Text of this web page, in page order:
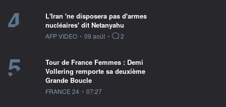
4
L'Iran 'ne disposera pas d'armes
nucléaires' dit Netanyahu
information fournie par
AFP VIDEO • 09 août • 2
5
Tour de France Femmes : Demi
Vollering remporte sa deuxième
Grande Boucle
information fournie par
FRANCE 24 • 07:27